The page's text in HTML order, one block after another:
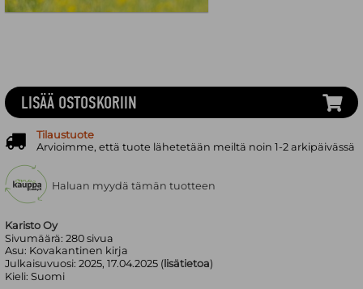
Karisto Oy
Sivumäärä:280 sivua
Asu: Kovakantinen kirja
Julkaisuvuosi:2025, 17.04.2025 (lisätietoa)
Kieli:Suomi
LISÄÄ OSTOSKORIIN
Tilaustuote
Arvioimme, että tuote lähetetään meiltä noin 1-2 arkipäivässä
Haluan myydä tämän tuotteen